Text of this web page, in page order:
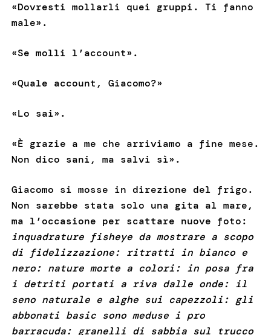
«Dovresti mollarli quei gruppi. Ti fanno
male».
«Se molli l’account».
«Quale account, Giacomo?»
«Lo sai».
«È grazie a me che arriviamo a fine mese.
Non dico sani, ma salvi sì».
Giacomo si mosse in direzione del frigo.
Non sarebbe stata solo una gita al mare,
ma l’occasione per scattare nuove foto:
inquadrature fisheye da mostrare a scopo
di fidelizzazione: ritratti in bianco e
nero: nature morte a colori: in posa fra
i detriti portati a riva dalle onde: il
seno naturale e alghe sui capezzoli: gli
abbonati basic sono meduse i pro
barracuda: granelli di sabbia sul trucco